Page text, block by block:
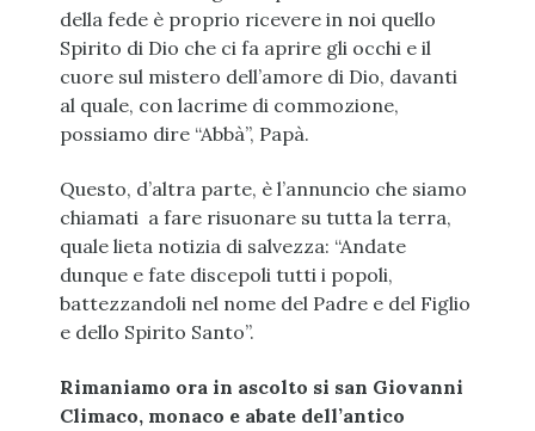
della fede è proprio ricevere in noi quello
Spirito di Dio che ci fa aprire gli occhi e il
cuore sul mistero dell’amore di Dio, davanti
al quale, con lacrime di commozione,
possiamo dire “Abbà”, Papà.
Questo, d’altra parte, è l’annuncio che siamo
chiamati a fare risuonare su tutta la terra,
quale lieta notizia di salvezza: “Andate
dunque e fate discepoli tutti i popoli,
battezzandoli nel nome del Padre e del Figlio
e dello Spirito Santo”.
Rimaniamo ora in ascolto si san Giovanni
Climaco, monaco e abate dell’antico